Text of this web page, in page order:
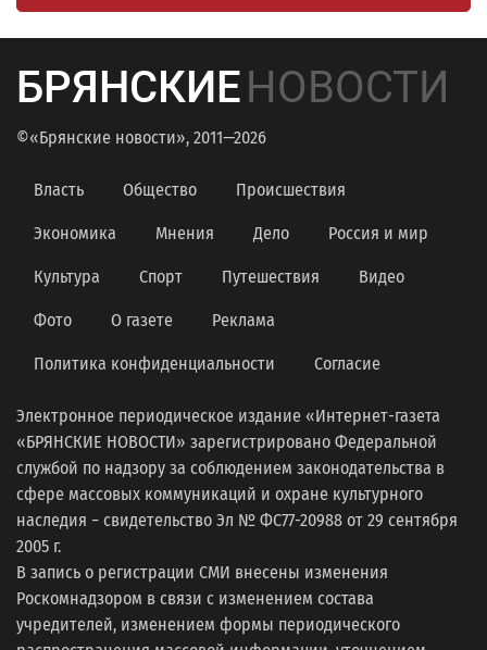
БРЯНСКИЕНОВОСТИ
©«Брянские новости», 2011—2026
Власть Общество Происшествия
Экономика Мнения Дело Россия и мир
Культура Спорт Путешествия Видео
Фото О газете Реклама
Политика конфиденциальности Согласие
Электронное периодическое издание «Интернет-газета
«БРЯНСКИЕ НОВОСТИ» зарегистрировано Федеральной
службой по надзору за соблюдением законодательства в
сфере массовых коммуникаций и охране культурного
наследия − свидетельство Эл № ФС77-20988 от 29 сентября
2005 г.
В запись о регистрации СМИ внесены изменения
Роскомнадзором в связи с изменением состава
учредителей, изменением формы периодического